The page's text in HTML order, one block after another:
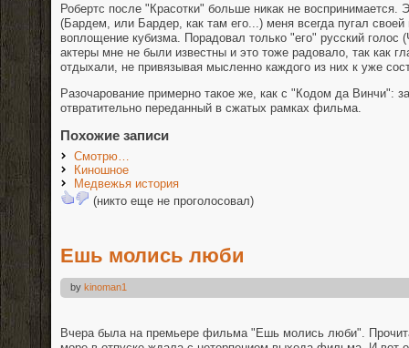
Робертс после "Красотки" больше никак не воспринимается.
(Бардем, или Бардер, как там его...) меня всегда пугал
воплощение кубизма. Порадовал только "его" русский
актеры мне не были известны и это тоже радовало, так как
отдыхали, не привязывая мысленно каждого из них к уже
Разочарование примерно такое же, как с "Кодом да Винчи":
отвратительно переданный в сжатых рамках фильма.
Похожие записи
Смотрю…
Киношное
Медвежья история
(никто еще не проголосовал)
Ешь молись люби
by kinoman1
Вчера была на премьере фильма "Ешь молись люби".